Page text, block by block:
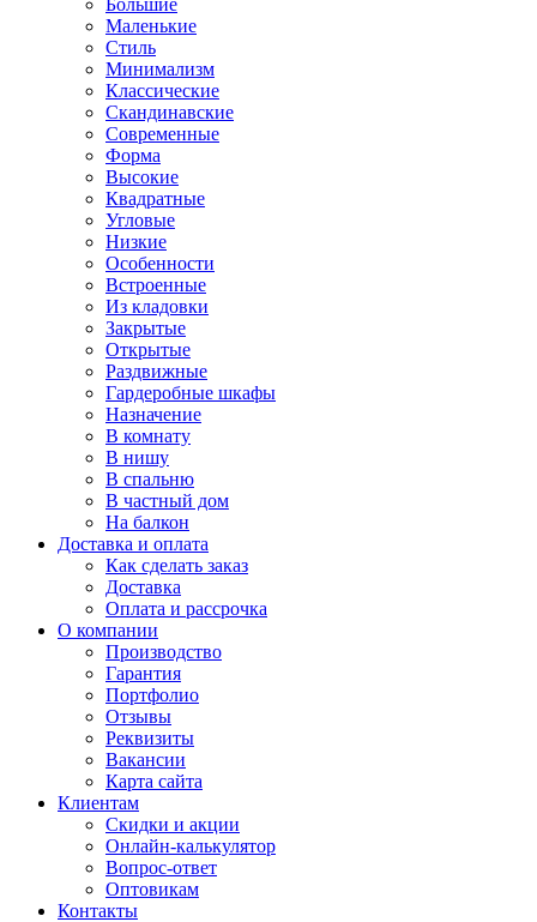
Большие
Маленькие
Стиль
Минимализм
Классические
Скандинавские
Современные
Форма
Высокие
Квадратные
Угловые
Низкие
Особенности
Встроенные
Из кладовки
Закрытые
Открытые
Раздвижные
Гардеробные шкафы
Назначение
В комнату
В нишу
В спальню
В частный дом
На балкон
Доставка и оплата
Как сделать заказ
Доставка
Оплата и рассрочка
О компании
Производство
Гарантия
Портфолио
Отзывы
Реквизиты
Вакансии
Карта сайта
Клиентам
Скидки и акции
Онлайн-калькулятор
Вопрос-ответ
Оптовикам
Контакты